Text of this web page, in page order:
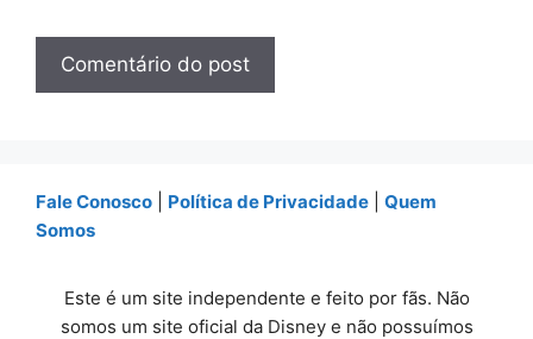
Fale Conosco Política de Privacidade
Quem
Somos
Este é um site independente e feito por fãs. Não
somos um site oficial da Disney e não possuímos